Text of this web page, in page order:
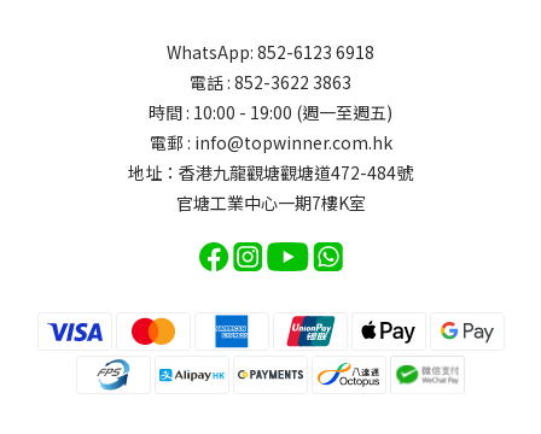
WhatsApp: 852-6123 6918
電話 : 852-3622 3863
時間 : 10:00 - 19:00 (週一至週五)
電郵 : info@topwinner.com.hk
地址：香港九龍觀塘觀塘道472-484號
官塘工業中心一期7樓K室